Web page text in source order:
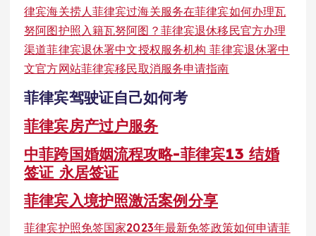
律宾海关捞人菲律宾过海关服务在菲律宾如何办理瓦
努阿图护照入籍瓦努阿图？ 菲律宾退休移民官方办理
渠道菲律宾退休署中文授权服务机构 菲律宾退休署中
文官方网站菲律宾移民取消服务申请指南
菲律宾驾驶证自己如何考
菲律宾房产过户服务
中菲跨国婚姻流程攻略-菲律宾13 结婚
签证 永居签证
菲律宾入境护照激活案例分享
菲律宾护照免签国家2023年最新免签政策如何申请菲